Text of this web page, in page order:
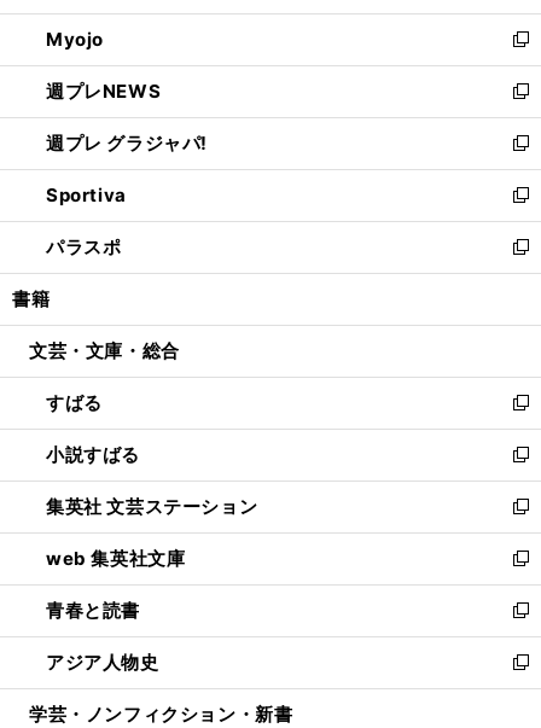
開
く
ウ
で
開
く
ン
ド
ウ
で
開
く
ウ
ィ
ン
ド
ウ
で
開
く
Myojo
新
し
い
ウ
ィ
ン
ド
ウ
で
開
週プレNEWS
新
し
い
ウ
ィ
ン
ド
ウ
開
週プレ グラジャパ!
新
し
い
ウ
ィ
ン
ウ
開
く
Sportiva
新
し
い
ウ
ン
ウ
で
開
く
パラスポ
新
し
ウ
ン
ド
ウ
で
開
く
書籍
文芸・文庫・総合
すばる
新
し
い
ウ
ィ
ン
ド
ウ
で
開
く
小説すばる
新
し
い
ウ
ィ
ン
ド
ウ
で
開
集英社 文芸ステーション
新
し
い
ウ
ィ
ン
ド
ウ
web 集英社文庫
新
し
い
ウ
ィ
ン
青春と読書
新
し
い
ウ
アジア人物史
新
し
学芸・ノンフィクション・新書